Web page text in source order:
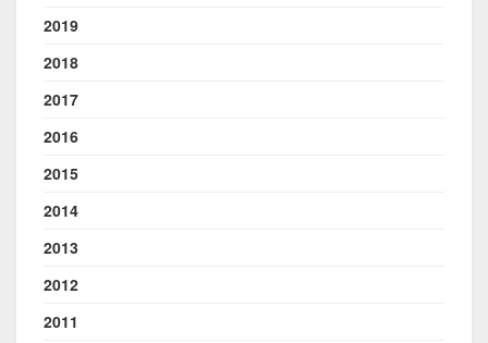
2019
2018
2017
2016
2015
2014
2013
2012
2011